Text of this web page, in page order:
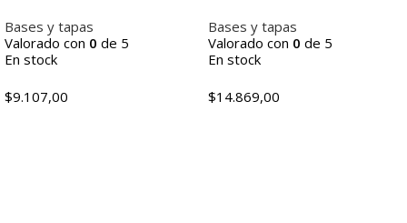
Bases y tapas
Valorado con 0 de 5
En stock
$9.107,00
Bases y tapas
Valorado con 0 de 5
En stock
$14.869,00